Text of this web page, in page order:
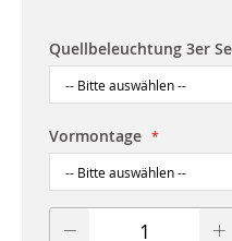
Quellbeleuchtung 3er
Vormontage